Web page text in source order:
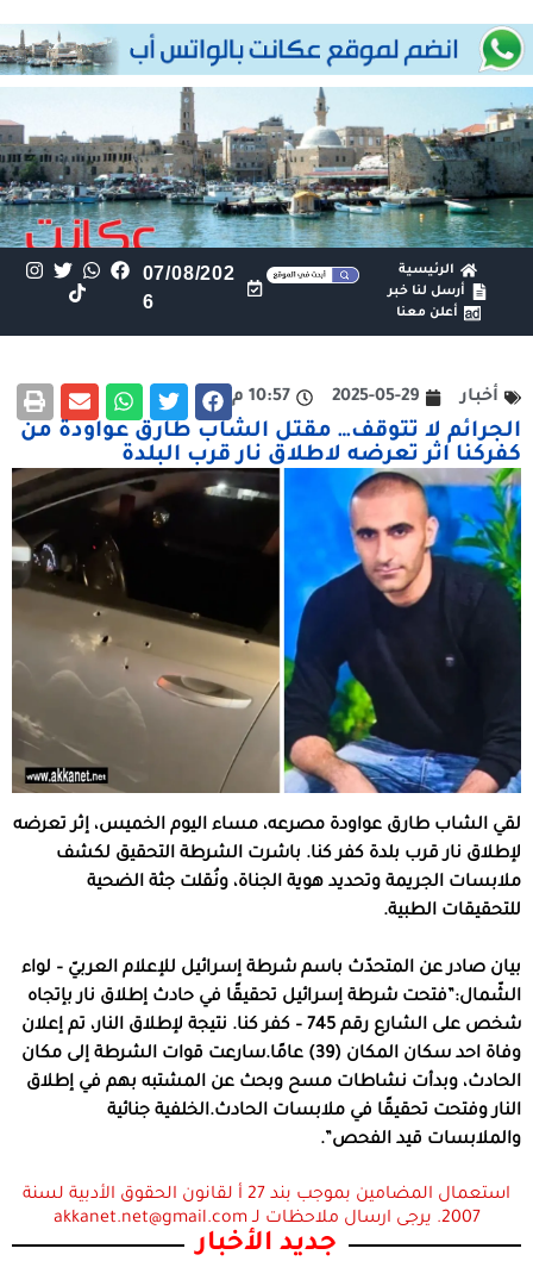
الرئيسية
أرسل لنا خبر
أعلن معنا
07/08/202
6
أخبار 2025-05-29 10:57 م
الجرائم لا تتوقف… مقتل الشاب طارق عواودة من
كفركنا اثر تعرضه لاطلاق نار قرب البلدة
لقي الشاب طارق عواودة مصرعه، مساء اليوم الخميس، إثر تعرضه
لإطلاق نار قرب بلدة كفر كنا. باشرت الشرطة التحقيق لكشف
ملابسات الجريمة وتحديد هوية الجناة، ونُقلت جثة الضحية
للتحقيقات الطبية.
بيان صادر عن المتحدّث باسم شرطة إسرائيل للإعلام العربيّ – لواء
الشّمال:”فتحت شرطة إسرائيل تحقيقًا في حادث إطلاق نار بإتجاه
شخص على الشارع رقم 745 – كفر كنا. نتيجة لإطلاق النار، تم إعلان
وفاة احد سكان المكان (39) عامًا.سارعت قوات الشرطة إلى مكان
الحادث، وبدأت نشاطات مسح وبحث عن المشتبه بهم في إطلاق
النار وفتحت تحقيقًا في ملابسات الحادث.الخلفية جنائية
والملابسات قيد الفحص”.
استعمال المضامين بموجب بند 27 أ لقانون الحقوق الأدبية لسنة
2007. يرجى ارسال ملاحظات لـ akkanet.net@gmail.com
جديد الأخبار